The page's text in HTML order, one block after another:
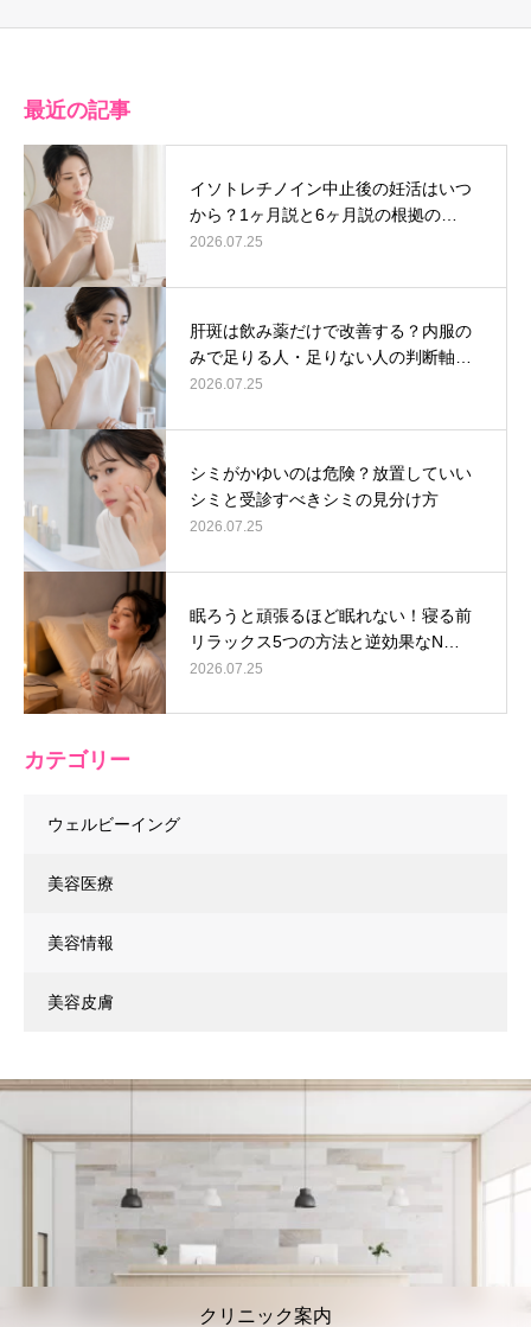
最近の記事
イソトレチノイン中止後の妊活はいつ
から？1ヶ月説と6ヶ月説の根拠の…
2026.07.25
肝斑は飲み薬だけで改善する？内服の
みで足りる人・足りない人の判断軸…
2026.07.25
シミがかゆいのは危険？放置していい
シミと受診すべきシミの見分け方
2026.07.25
眠ろうと頑張るほど眠れない！寝る前
リラックス5つの方法と逆効果なN…
2026.07.25
カテゴリー
ウェルビーイング
美容医療
美容情報
美容皮膚
クリニック案内